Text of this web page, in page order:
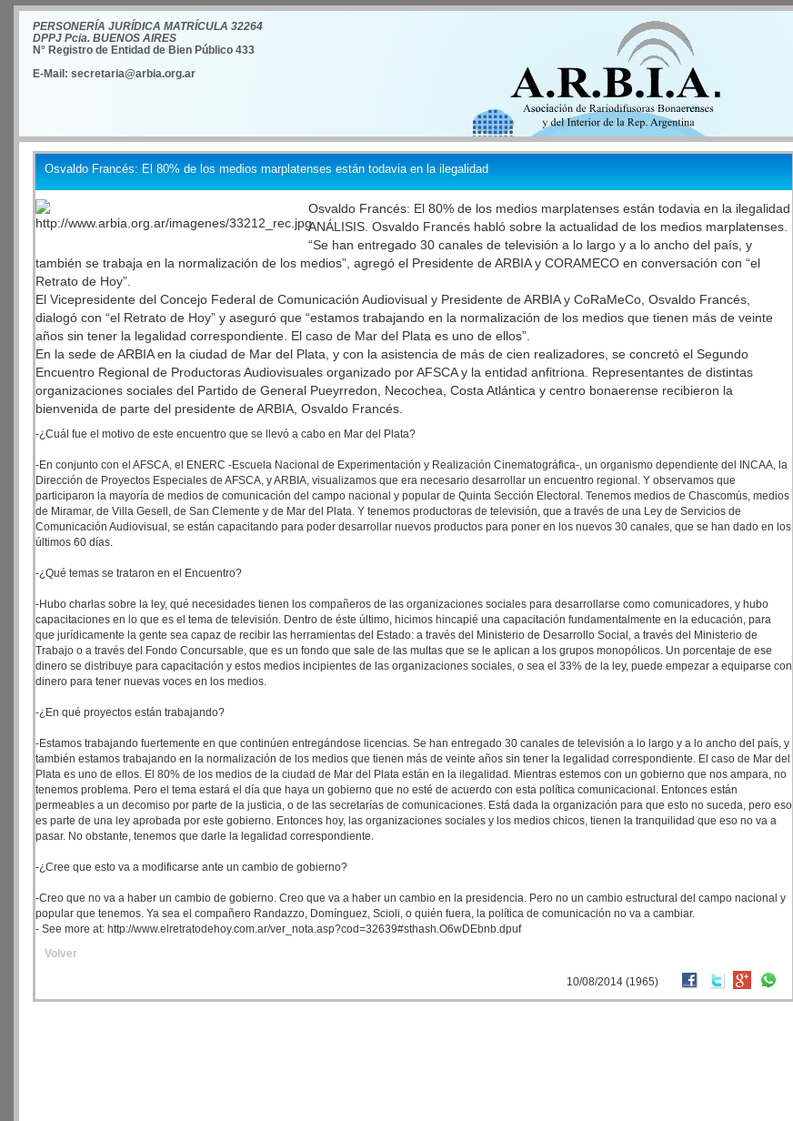
PERSONERÍA JURÍDICA MATRÍCULA 32264
DPPJ Pcia. BUENOS AIRES
N° Registro de Entidad de Bien Público 433
E-Mail: secretaria@arbia.org.ar
Osvaldo Francés: El 80% de los medios marplatenses están todavia en la ilegalidad
Osvaldo Francés: El 80% de los medios marplatenses están todavia en la ilegalidad
ANÁLISIS. Osvaldo Francés habló sobre la actualidad de los medios marplatenses.
“Se han entregado 30 canales de televisión a lo largo y a lo ancho del país, y
también se trabaja en la normalización de los medios”, agregó el Presidente de ARBIA y CORAMECO en conversación con “el
Retrato de Hoy”.
El Vicepresidente del Concejo Federal de Comunicación Audiovisual y Presidente de ARBIA y CoRaMeCo, Osvaldo Francés,
dialogó con “el Retrato de Hoy” y aseguró que “estamos trabajando en la normalización de los medios que tienen más de veinte
años sin tener la legalidad correspondiente. El caso de Mar del Plata es uno de ellos”.
En la sede de ARBIA en la ciudad de Mar del Plata, y con la asistencia de más de cien realizadores, se concretó el Segundo
Encuentro Regional de Productoras Audiovisuales organizado por AFSCA y la entidad anfitriona. Representantes de distintas
organizaciones sociales del Partido de General Pueyrredon, Necochea, Costa Atlántica y centro bonaerense recibieron la
bienvenida de parte del presidente de ARBIA, Osvaldo Francés.
-¿Cuál fue el motivo de este encuentro que se llevó a cabo en Mar del Plata?
-En conjunto con el AFSCA, el ENERC -Escuela Nacional de Experimentación y Realización Cinematográfica-, un organismo dependiente del INCAA, la
Dirección de Proyectos Especiales de AFSCA, y ARBIA, visualizamos que era necesario desarrollar un encuentro regional. Y observamos que
participaron la mayoría de medios de comunicación del campo nacional y popular de Quinta Sección Electoral. Tenemos medios de Chascomús, medios
de Miramar, de Villa Gesell, de San Clemente y de Mar del Plata. Y tenemos productoras de televisión, que a través de una Ley de Servicios de
Comunicación Audiovisual, se están capacitando para poder desarrollar nuevos productos para poner en los nuevos 30 canales, que se han dado en los
últimos 60 días.
-¿Qué temas se trataron en el Encuentro?
-Hubo charlas sobre la ley, qué necesidades tienen los compañeros de las organizaciones sociales para desarrollarse como comunicadores, y hubo
capacitaciones en lo que es el tema de televisión. Dentro de éste último, hicimos hincapié una capacitación fundamentalmente en la educación, para
que jurídicamente la gente sea capaz de recibir las herramientas del Estado: a través del Ministerio de Desarrollo Social, a través del Ministerio de
Trabajo o a través del Fondo Concursable, que es un fondo que sale de las multas que se le aplican a los grupos monopólicos. Un porcentaje de ese
dinero se distribuye para capacitación y estos medios incipientes de las organizaciones sociales, o sea el 33% de la ley, puede empezar a equiparse con
dinero para tener nuevas voces en los medios.
-¿En qué proyectos están trabajando?
-Estamos trabajando fuertemente en que continúen entregándose licencias. Se han entregado 30 canales de televisión a lo largo y a lo ancho del país, y
también estamos trabajando en la normalización de los medios que tienen más de veinte años sin tener la legalidad correspondiente. El caso de Mar del
Plata es uno de ellos. El 80% de los medios de la ciudad de Mar del Plata están en la ilegalidad. Mientras estemos con un gobierno que nos ampara, no
tenemos problema. Pero el tema estará el día que haya un gobierno que no esté de acuerdo con esta política comunicacional. Entonces están
permeables a un decomiso por parte de la justicia, o de las secretarías de comunicaciones. Está dada la organización para que esto no suceda, pero eso
es parte de una ley aprobada por este gobierno. Entonces hoy, las organizaciones sociales y los medios chicos, tienen la tranquilidad que eso no va a
pasar. No obstante, tenemos que darle la legalidad correspondiente.
-¿Cree que esto va a modificarse ante un cambio de gobierno?
-Creo que no va a haber un cambio de gobierno. Creo que va a haber un cambio en la presidencia. Pero no un cambio estructural del campo nacional y
popular que tenemos. Ya sea el compañero Randazzo, Domínguez, Scioli, o quién fuera, la política de comunicación no va a cambiar.
- See more at: http://www.elretratodehoy.com.ar/ver_nota.asp?cod=32639#sthash.O6wDEbnb.dpuf
Volver
10/08/2014 (1965)